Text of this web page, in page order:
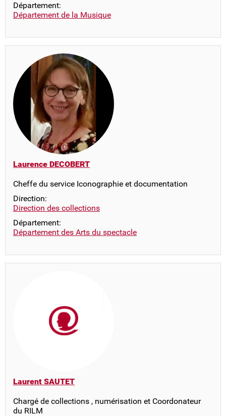
Département:
Département de la Musique
Laurence DECOBERT
Cheffe du service Iconographie et documentation
Direction:
Direction des collections
Département:
Département des Arts du spectacle
Laurent SAUTET
Chargé de collections , numérisation et Coordonateur
du RILM